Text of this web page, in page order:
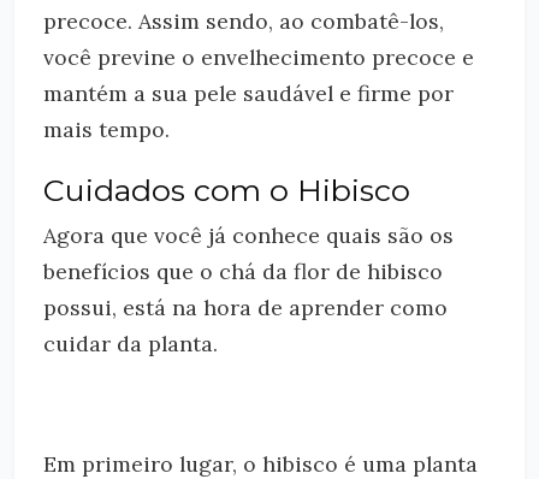
precoce. Assim sendo, ao combatê-los,
você previne o envelhecimento precoce e
mantém a sua pele saudável e firme por
mais tempo.
Cuidados com o Hibisco
Agora que você já conhece quais são os
benefícios que o chá da flor de hibisco
possui, está na hora de aprender como
cuidar da planta.
Em primeiro lugar, o hibisco é uma planta